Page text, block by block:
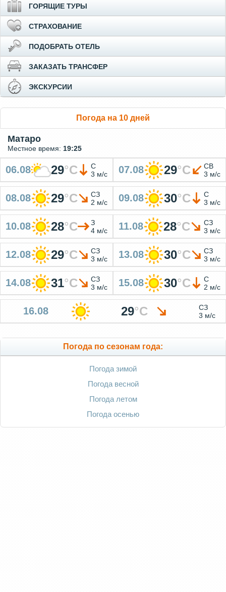
ГОРЯЩИЕ ТУРЫ
СТРАХОВАНИЕ
ПОДОБРАТЬ ОТЕЛЬ
ЗАКАЗАТЬ ТРАНСФЕР
ЭКСКУРСИИ
Погода на 10 дней
Матаро
Местное время: 19:25
06.08 29°C
С
3 м/с
07.08 29°C
СВ
3 м/с
08.08 29°C
СЗ
2 м/с
09.08 30°C
С
3 м/с
10.08 28°C
З
4 м/с
11.08 28°C
СЗ
3 м/с
12.08 29°C
СЗ
3 м/с
13.08 30°C
СЗ
3 м/с
14.08 31°C
СЗ
3 м/с
15.08 30°C
С
2 м/с
16.08 29°C
СЗ
3 м/с
Погода по сезонам года:
Погода зимой
Погода весной
Погода летом
Погода осенью